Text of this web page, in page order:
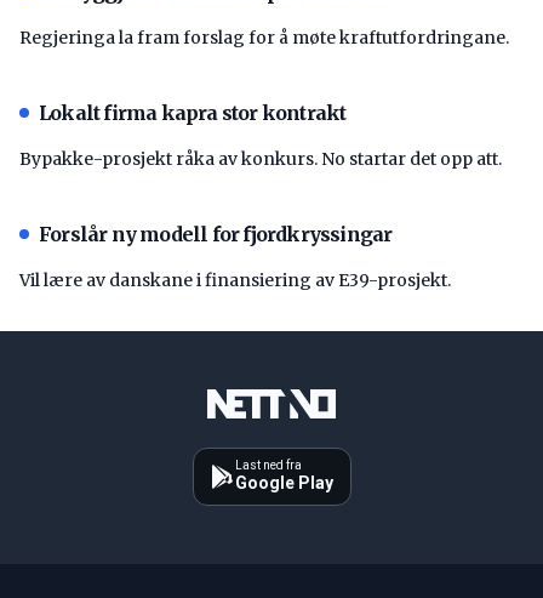
Regjeringa la fram forslag for å møte kraftutfordringane.
Lokalt firma kapra stor kontrakt
Bypakke-prosjekt råka av konkurs. No startar det opp att.
Forslår ny modell for fjordkryssingar
Vil lære av danskane i finansiering av E39-prosjekt.
Last ned fra
Google Play